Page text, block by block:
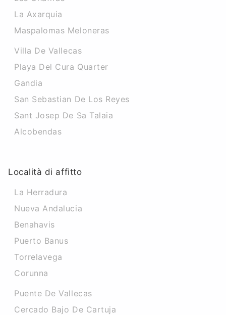
La Axarquia
Maspalomas Meloneras
Villa De Vallecas
Playa Del Cura Quarter
Gandia
San Sebastian De Los Reyes
Sant Josep De Sa Talaia
Alcobendas
Località di affitto
La Herradura
Nueva Andalucia
Benahavis
Puerto Banus
Torrelavega
Corunna
Puente De Vallecas
Cercado Bajo De Cartuja